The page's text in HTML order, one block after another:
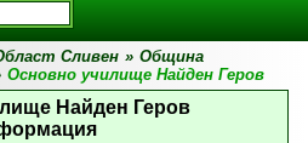
Сливен » Община
Основно училище Найден Геров
Найден Геров